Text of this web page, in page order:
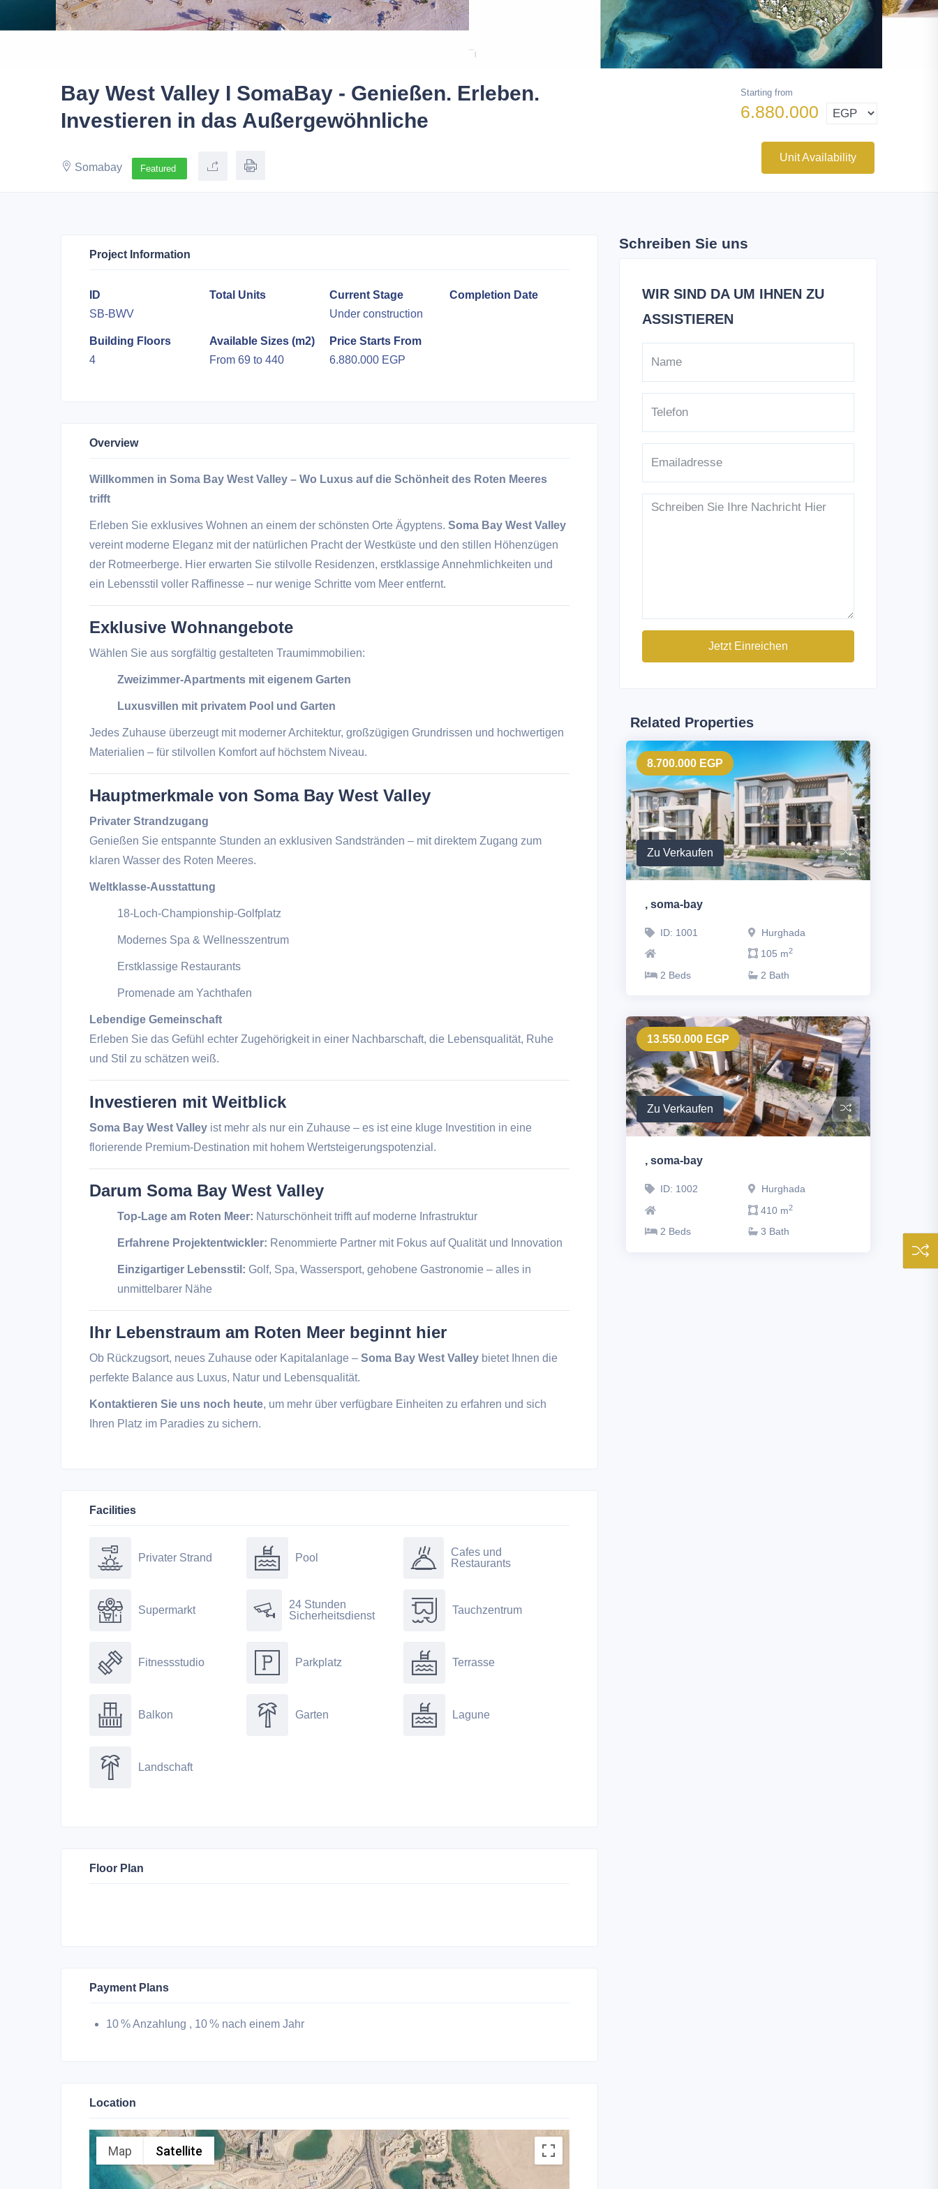
Bay West Valley I SomaBay - Genießen. Erleben.
Investieren in das Außergewöhnliche
Somabay Featured
Starting from
6.880.000
Unit Availability
Project Information
ID
SB-BWV
Total Units
Current Stage
Under construction
Completion Date
Building Floors
4
Available Sizes (m2)
From 69 to 440
Price Starts From
6.880.000 EGP
Overview
Willkommen in Soma Bay West Valley – Wo Luxus auf die Schönheit des Roten Meeres
trifft
Erleben Sie exklusives Wohnen an einem der schönsten Orte Ägyptens. Soma Bay West Valley
vereint moderne Eleganz mit der natürlichen Pracht der Westküste und den stillen Höhenzügen
der Rotmeerberge. Hier erwarten Sie stilvolle Residenzen, erstklassige Annehmlichkeiten und
ein Lebensstil voller Raffinesse – nur wenige Schritte vom Meer entfernt.
Exklusive Wohnangebote
Wählen Sie aus sorgfältig gestalteten Traumimmobilien:
Zweizimmer-Apartments mit eigenem Garten
Luxusvillen mit privatem Pool und Garten
Jedes Zuhause überzeugt mit moderner Architektur, großzügigen Grundrissen und hochwertigen
Materialien – für stilvollen Komfort auf höchstem Niveau.
Hauptmerkmale von Soma Bay West Valley
Privater Strandzugang
Genießen Sie entspannte Stunden an exklusiven Sandstränden – mit direktem Zugang zum
klaren Wasser des Roten Meeres.
Weltklasse-Ausstattung
18-Loch-Championship-Golfplatz
Modernes Spa & Wellnesszentrum
Erstklassige Restaurants
Promenade am Yachthafen
Lebendige Gemeinschaft
Erleben Sie das Gefühl echter Zugehörigkeit in einer Nachbarschaft, die Lebensqualität, Ruhe
und Stil zu schätzen weiß.
Investieren mit Weitblick
Soma Bay West Valley ist mehr als nur ein Zuhause – es ist eine kluge Investition in eine
florierende Premium-Destination mit hohem Wertsteigerungspotenzial.
Darum Soma Bay West Valley
Top-Lage am Roten Meer: Naturschönheit trifft auf moderne Infrastruktur
Erfahrene Projektentwickler: Renommierte Partner mit Fokus auf Qualität und Innovation
Einzigartiger Lebensstil: Golf, Spa, Wassersport, gehobene Gastronomie – alles in
unmittelbarer Nähe
Ihr Lebenstraum am Roten Meer beginnt hier
Ob Rückzugsort, neues Zuhause oder Kapitalanlage – Soma Bay West Valley bietet Ihnen die
perfekte Balance aus Luxus, Natur und Lebensqualität.
Kontaktieren Sie uns noch heute, um mehr über verfügbare Einheiten zu erfahren und sich
Ihren Platz im Paradies zu sichern.
Facilities
Privater Strand Pool
Cafes und
Restaurants
Supermarkt
24 Stunden
Sicherheitsdienst
Tauchzentrum
Fitnessstudio Parkplatz Terrasse
Balkon Garten Lagune
Landschaft
Floor Plan
Payment Plans
10 % Anzahlung , 10 % nach einem Jahr
Location
Map Satellite
Schreiben Sie uns
WIR SIND DA UM IHNEN ZU
ASSISTIEREN
Jetzt Einreichen
Related Properties
8.700.000 EGP
Zu Verkaufen
, soma-bay
ID: 1001
Hurghada
105 m2
2 Beds 2 Bath
13.550.000 EGP
Zu Verkaufen
, soma-bay
ID: 1002
Hurghada
410 m2
2 Beds 3 Bath